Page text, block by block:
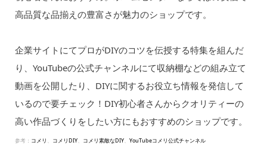
高品質な品揃えの豊富さが魅力のショップです。
企業サイトにてプロがDIYのコツを伝授する特集を組んだ
り、YouTubeの公式チャンネルにて収納棚などの組み立て
動画を公開したり、DIYに関するお役立ち情報を発信して
いるので要チェック！DIY初心者さんからクオリティーの
高い作品づくりをしたい方にもおすすめのショップです。
参考： コメリ 、 コメリDIY、 コメリ素敵なDIY、 YouTubeコメリ公式チャンネル